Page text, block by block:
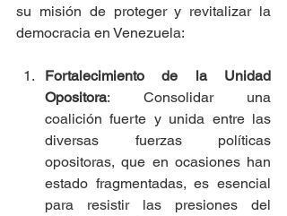
su misión de proteger y revitalizar la
democracia en Venezuela:
Fortalecimiento de la Unidad
Opositora: Consolidar una
coalición fuerte y unida entre las
diversas fuerzas políticas
opositoras, que en ocasiones han
estado fragmentadas, es esencial
para resistir las presiones del